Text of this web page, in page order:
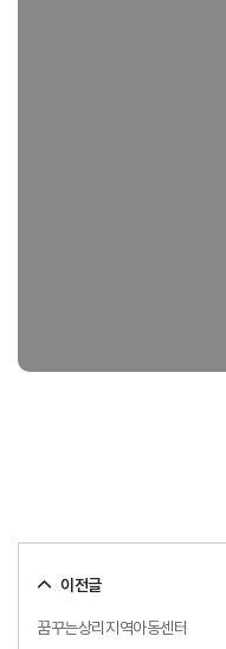
이전글
꿈꾸는상리지역아동센터